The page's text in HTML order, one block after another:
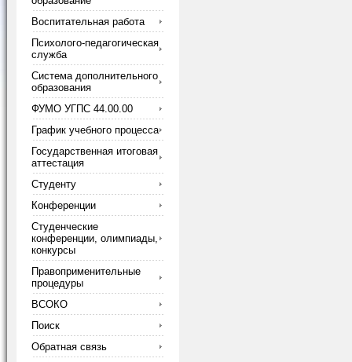
Воспитательная работа
Психолого-педагогическая
служба
Система дополнительного
образования
ФУМО УГПС 44.00.00
График учебного процесса
Государственная итоговая
аттестация
Студенту
Конференции
Студенческие
конференции, олимпиады,
конкурсы
Правоприменительные
процедуры
ВСОКО
Поиск
Обратная связь